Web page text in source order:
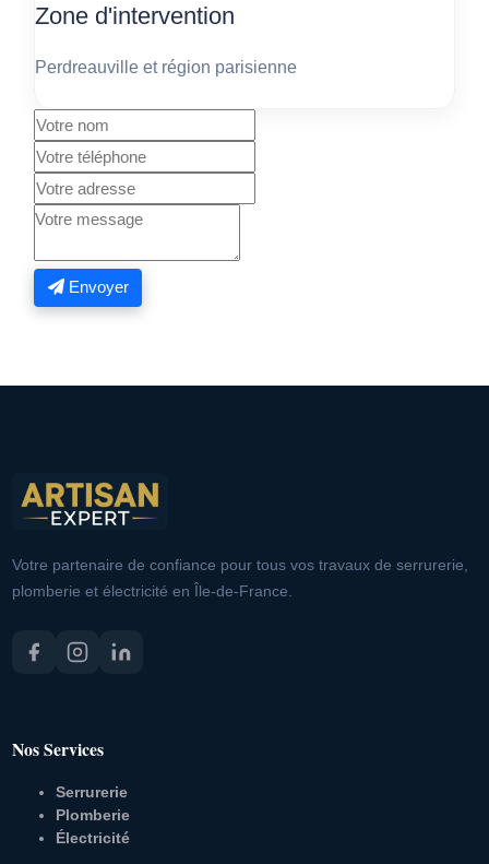
Zone d'intervention
Perdreauville et région parisienne
Envoyer
Votre partenaire de confiance pour tous vos travaux de serrurerie,
plomberie et électricité en Île-de-France.
Nos Services
Serrurerie
Plomberie
Électricité